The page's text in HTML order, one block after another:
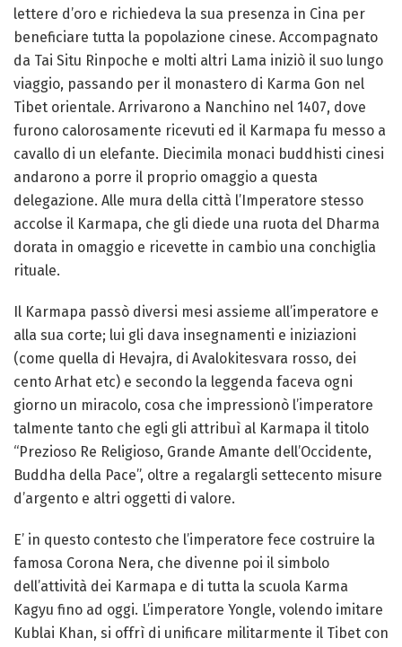
lettere d’oro e richiedeva la sua presenza in Cina per
beneficiare tutta la popolazione cinese. Accompagnato
da Tai Situ Rinpoche e molti altri Lama iniziò il suo lungo
viaggio, passando per il monastero di Karma Gon nel
Tibet orientale. Arrivarono a Nanchino nel 1407, dove
furono calorosamente ricevuti ed il Karmapa fu messo a
cavallo di un elefante. Diecimila monaci buddhisti cinesi
andarono a porre il proprio omaggio a questa
delegazione. Alle mura della città l’Imperatore stesso
accolse il Karmapa, che gli diede una ruota del Dharma
dorata in omaggio e ricevette in cambio una conchiglia
rituale.
Il Karmapa passò diversi mesi assieme all’imperatore e
alla sua corte; lui gli dava insegnamenti e iniziazioni
(come quella di Hevajra, di Avalokitesvara rosso, dei
cento Arhat etc) e secondo la leggenda faceva ogni
giorno un miracolo, cosa che impressionò l’imperatore
talmente tanto che egli gli attribuì al Karmapa il titolo
“Prezioso Re Religioso, Grande Amante dell’Occidente,
Buddha della Pace”, oltre a regalargli settecento misure
d’argento e altri oggetti di valore.
E’ in questo contesto che l’imperatore fece costruire la
famosa Corona Nera, che divenne poi il simbolo
dell’attività dei Karmapa e di tutta la scuola Karma
Kagyu fino ad oggi. L’imperatore Yongle, volendo imitare
Kublai Khan, si offrì di unificare militarmente il Tibet con